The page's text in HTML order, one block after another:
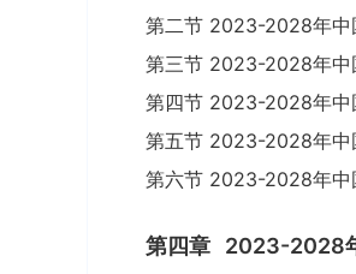
第二节 2023-2028年中
第三节 2023-2028年中
第四节 2023-2028年中
第五节 2023-2028年中
第六节 2023-2028年中
第四章 2023-2028